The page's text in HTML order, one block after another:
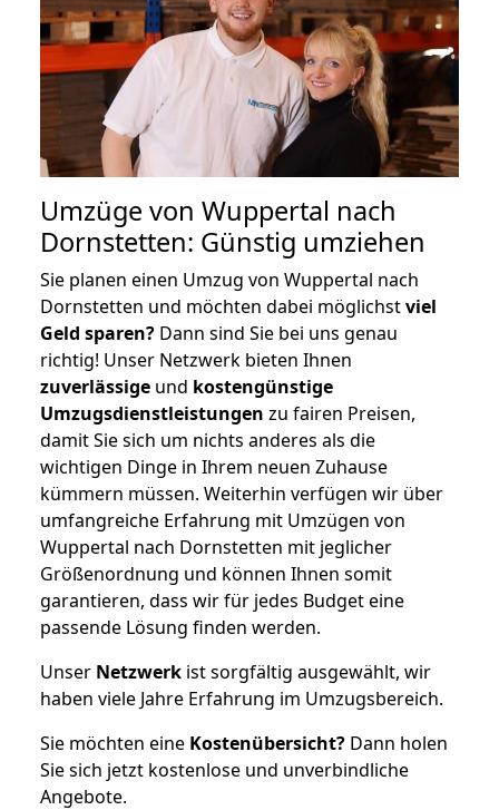
Umzüge von Wuppertal nach
Dornstetten: Günstig umziehen
Sie planen einen Umzug von Wuppertal nach
Dornstetten und möchten dabei möglichstviel
Geld sparen? Dann sind Sie bei uns genau
richtig! Unser Netzwerk bieten Ihnen
zuverlässige und kostengünstige
Umzugsdienstleistungen zu fairen Preisen,
damit Sie sich um nichts anderes als die
wichtigen Dinge in Ihrem neuen Zuhause
kümmern müssen. Weiterhin verfügen wir über
umfangreiche Erfahrung mit Umzügen von
Wuppertal nach Dornstetten mit jeglicher
Größenordnung und können Ihnen somit
garantieren, dass wir für jedes Budget eine
passende Lösung finden werden.
Unser Netzwerk ist sorgfältig ausgewählt, wir
haben viele Jahre Erfahrung im Umzugsbereich.
Sie möchten eine Kostenübersicht? Dann holen
Sie sich jetzt kostenlose und unverbindliche
Angebote.